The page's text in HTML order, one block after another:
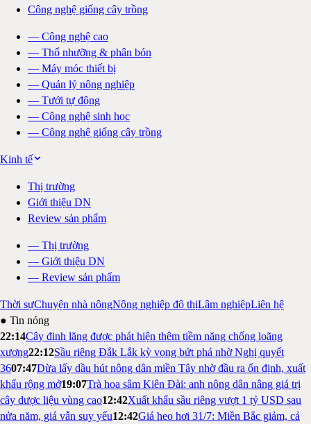
Công nghệ giống cây trồng
— Công nghệ cao
— Thổ nhưỡng & phân bón
— Máy móc thiết bị
— Quản lý nông nghiệp
— Tưới tự động
— Công nghệ sinh học
— Công nghệ giống cây trồng
Kinh tế
Thị trường
Giới thiệu DN
Review sản phẩm
— Thị trường
— Giới thiệu DN
— Review sản phẩm
Thời sựChuyện nhà nôngNông nghiệp đô thịLâm nghiệpLiên hệ
● Tin nóng
22:14Cây đinh lăng được phát hiện thêm tiềm năng chống loãng
xương22:12Sầu riêng Đắk Lắk kỳ vọng bứt phá nhờ Nghị quyết
3607:47Dừa lấy dầu hút nông dân miền Tây nhờ đầu ra ổn định, xuất
khẩu rộng mở19:07Trà hoa sâm Kiên Đài: anh nông dân nâng giá trị
cây dược liệu vùng cao12:42Xuất khẩu sầu riêng vượt 1 tỷ USD sau
nửa năm, giá vẫn suy yếu12:42Giá heo hơi 31/7: Miền Bắc giảm, cả